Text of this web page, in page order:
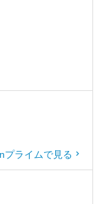
プライムで見る